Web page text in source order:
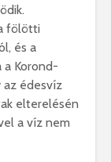
fölötti
és a
a Korond-
az édesvíz
elterelésén
a víz nem